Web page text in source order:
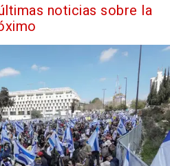
noticias sobre la